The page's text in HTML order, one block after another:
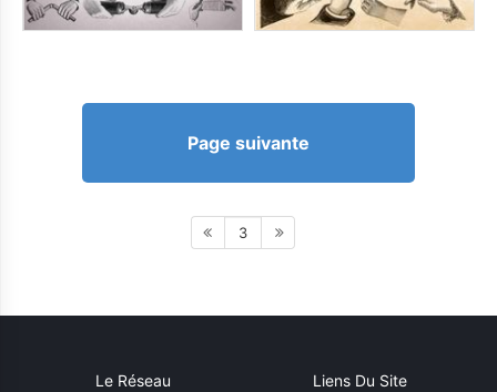
Page suivante
3
Le Réseau Liens Du Site